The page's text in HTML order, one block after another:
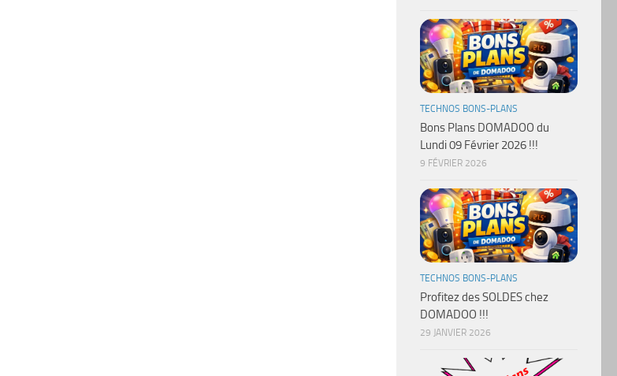
TECHNOS BONS-PLANS
Bons Plans DOMADOO du
Lundi 09 Février 2026 !!!
9 FÉVRIER 2026
TECHNOS BONS-PLANS
Profitez des SOLDES chez
DOMADOO !!!
29 JANVIER 2026